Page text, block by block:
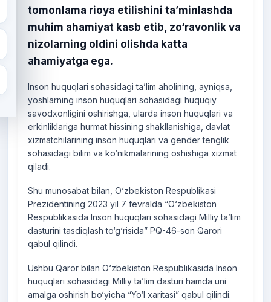
tomonlama rioya etilishini ta’minlashda
muhim ahamiyat kasb etib, zo‘ravonlik va
nizolarning oldini olishda katta
ahamiyatga ega.
Inson huquqlari sohasidagi ta’lim aholining, ayniqsa,
yoshlarning inson huquqlari sohasidagi huquqiy
savodxonligini oshirishga, ularda inson huquqlari va
erkinliklariga hurmat hissining shakllanishiga, davlat
xizmatchilarining inson huquqlari va gender tenglik
sohasidagi bilim va ko‘nikmalarining oshishiga xizmat
qiladi.
Shu munosabat bilan, O‘zbekiston Respublikasi
Prezidentining 2023 yil 7 fevralda “O‘zbekiston
Respublikasida Inson huquqlari sohasidagi Milliy ta’lim
dasturini tasdiqlash to‘g‘risida” PQ-46-son Qarori
qabul qilindi.
Ushbu Qaror bilan O‘zbekiston Respublikasida Inson
huquqlari sohasidagi Milliy ta’lim dasturi hamda uni
amalga oshirish bo‘yicha “Yo‘l xaritasi” qabul qilindi.